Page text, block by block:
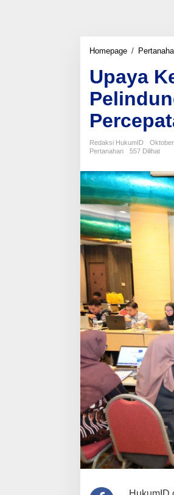
Homepage /
Upaya
Redaksi HukumID
Pertanahan
557 Dilihat